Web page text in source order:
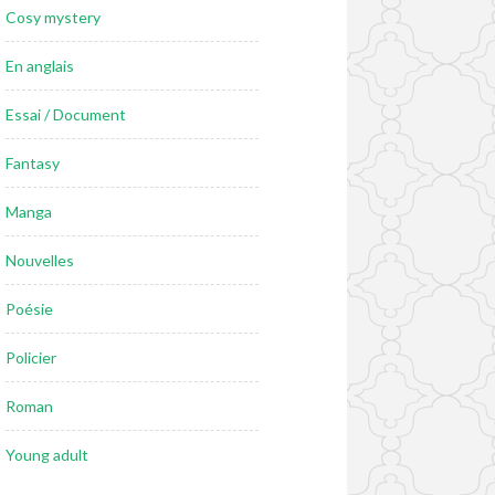
Cosy mystery
En anglais
Essai / Document
Fantasy
Manga
Nouvelles
Poésie
Policier
Roman
Young adult